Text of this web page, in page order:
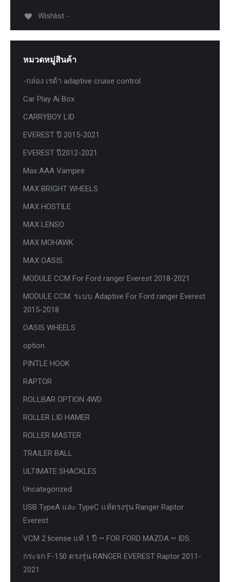
Wishlist -
หมวดหมู่สินค้า
-กล่อง เรด้า adaptive cruise control
Car Play Ai Box
CARRYBOY LID
EVEREST ปี 2015-2021
EVEREST ปี2012-2021
Max AAA Vampire
MAX BRIGHT WHEELS
MAX HOSTILE
MAX LENSO
MAX MOHAWK
MAX OASIS
MODULE CCM For Ford ranger Everest 2018-2021
MODULE CCM. ระบบ Adaptive For Ford ranger Everest
2015-2018
OASIS WHEELS
option
PINTLE HOOK
RAPTOR
ROLLBAR OPTION 4WD
ROLLER LID HAMER
ROLLER MASTER
TRAILER BALL
ULTIMATE SHACKLES
Uncategorized
USB TypeA และ TypeC แท้ตรงรุ่น Ranger Raptor
Everest
VCM 2 license แท้ 1 ปี •• FOR FORD MAZDA •• IDS.
กระจก F-150 ตรงรุ่น RANGER EVEREST Raptor 2011-
2021